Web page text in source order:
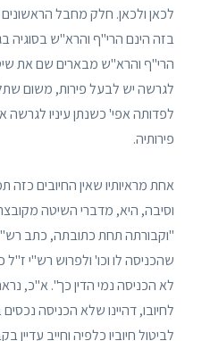
לכאן ולכאן. חלק מחבל הראשונים
בזה הינם הרי"ף והרא"ש בסוגיה
הרי"ף והרא"ש מבארים שם את
לגרשה יש לבעל פירות, משום
לפדותה אפי' כשנתן עיניו לגרשה
פירותיה.
אחת מראיותיו שאין החיובים
וסיבה, היא, מדברי השיטה
"וקבורתה תחת כתובתה, כתב רש"י
שהכניסה לו וכו' ולפרוש רש"י
לא הכניסה נמי הדין כך". א"כ,
לחיובו, דהיינו שלא הכניסה
לביטול חיוביו כלפיה וחייב עדיין